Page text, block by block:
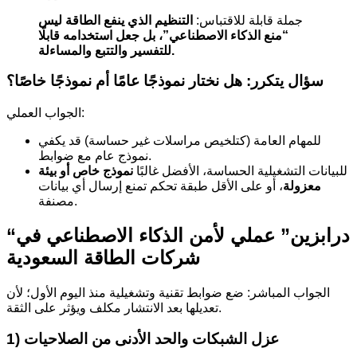
جملة قابلة للاقتباس: التنظيم الذي ينفع الطاقة ليس
“منع الذكاء الاصطناعي”، بل جعل استخدامه قابلًا
للتفسير والتتبع والمساءلة.
سؤال يتكرر: هل نختار نموذجًا عامًا أم نموذجًا خاصًا؟
الجواب العملي:
للمهام العامة (كتلخيص مراسلات غير حساسة) قد يكفي
نموذج عام مع ضوابط.
للبيانات التشغيلية الحساسة، الأفضل غالبًا نموذج خاص أو بيئة
معزولة، أو على الأقل طبقة تحكم تمنع إرسال أي بيانات
مصنفة.
“درابزين” عملي لأمن الذكاء الاصطناعي في
شركات الطاقة السعودية
الجواب المباشر: ضع ضوابط تقنية وتشغيلية منذ اليوم الأول؛ لأن
تعديلها بعد الانتشار مكلف ويؤثر على الثقة.
1) عزل الشبكات والحد الأدنى من الصلاحيات